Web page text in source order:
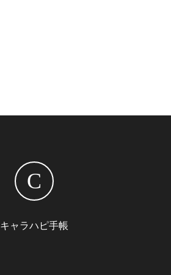
C
キャラハピ手帳